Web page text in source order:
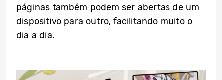
páginas também podem ser abertas de um
dispositivo para outro, facilitando muito o
dia a dia.